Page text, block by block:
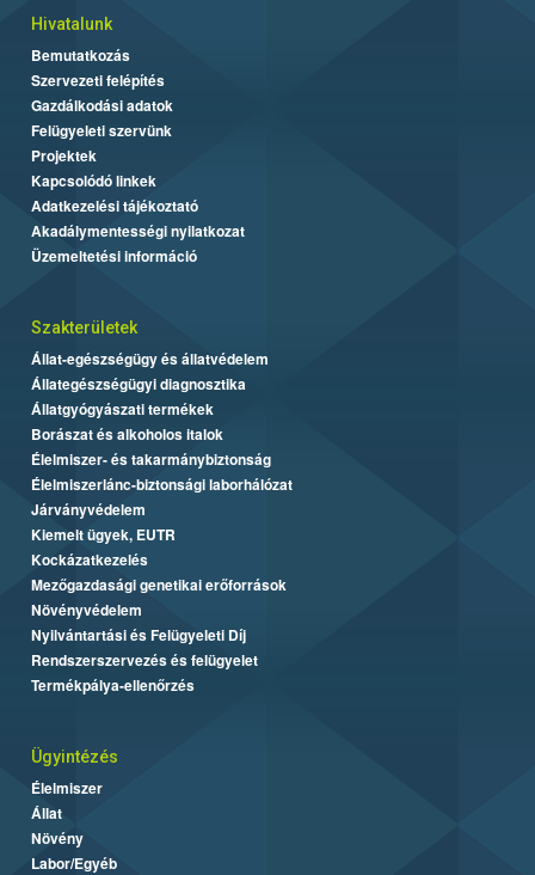
Hivatalunk
Bemutatkozás
Szervezeti felépítés
Gazdálkodási adatok
Felügyeleti szervünk
Projektek
Kapcsolódó linkek
Adatkezelési tájékoztató
Akadálymentességi nyilatkozat
Üzemeltetési információ
Szakterületek
Állat-egészségügy és állatvédelem
Állategészségügyi diagnosztika
Állatgyógyászati termékek
Borászat és alkoholos italok
Élelmiszer- és takarmánybiztonság
Élelmiszerlánc-biztonsági laborhálózat
Járványvédelem
Kiemelt ügyek, EUTR
Kockázatkezelés
Mezőgazdasági genetikai erőforrások
Növényvédelem
Nyilvántartási és Felügyeleti Díj
Rendszerszervezés és felügyelet
Termékpálya-ellenőrzés
Ügyintézés
Élelmiszer
Állat
Növény
Labor/Egyéb